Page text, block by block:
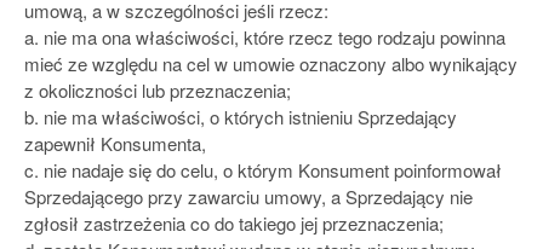
umową, a w szczególności jeśli rzecz:
a. nie ma ona właściwości, które rzecz tego rodzaju powinna
mieć ze względu na cel w umowie oznaczony albo wynikający
z okoliczności lub przeznaczenia;
b. nie ma właściwości, o których istnieniu Sprzedający
zapewnił Konsumenta,
c. nie nadaje się do celu, o którym Konsument poinformował
Sprzedającego przy zawarciu umowy, a Sprzedający nie
zgłosił zastrzeżenia co do takiego jej przeznaczenia;